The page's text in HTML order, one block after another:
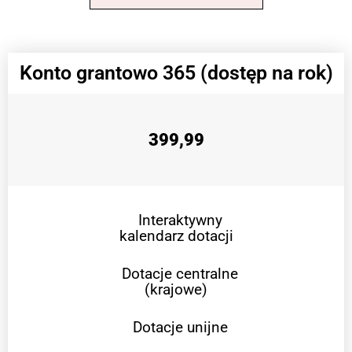
Konto grantowo 365 (dostęp na rok)
399,99
Interaktywny
kalendarz dotacji
Dotacje centralne
(krajowe)
Dotacje unijne